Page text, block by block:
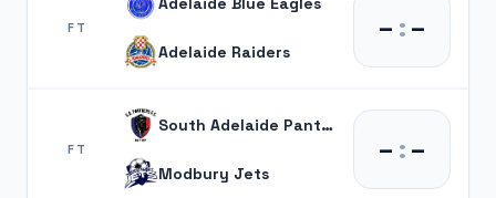
FT
Adelaide Raiders
– :–
FT
South Adelaide Panthers
Modbury Jets
– :–